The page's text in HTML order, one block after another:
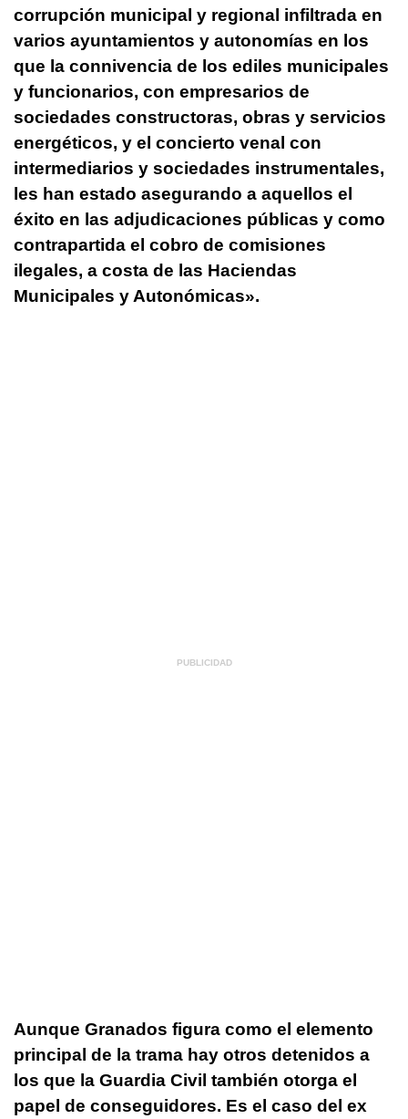
corrupción municipal y regional infiltrada en
varios ayuntamientos y autonomías en los
que la connivencia de los ediles municipales
y funcionarios, con empresarios de
sociedades constructoras, obras y servicios
energéticos, y el concierto venal con
intermediarios y sociedades instrumentales,
les han estado asegurando a aquellos el
éxito en las adjudicaciones públicas y como
contrapartida el cobro de comisiones
ilegales, a costa de las Haciendas
Municipales y Autonómicas».
Aunque Granados figura como el elemento
principal de la trama hay otros detenidos a
los que la Guardia Civil también otorga el
papel de conseguidores. Es el caso del ex